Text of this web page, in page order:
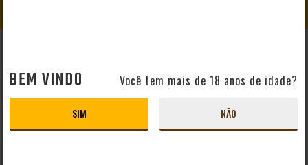
Perguntas Frequentes
Mapa do Site
Formas de Pagamento
Taxas de Entrega
BEM VINDO Você tem mais de 18 anos de idade?
SIM NÃO